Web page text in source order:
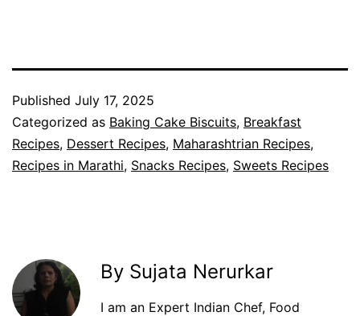
Published July 17, 2025
Categorized as Baking Cake Biscuits, Breakfast
Recipes, Dessert Recipes, Maharashtrian Recipes,
Recipes in Marathi, Snacks Recipes, Sweets Recipes
By Sujata Nerurkar
I am an Expert Indian Chef, Food